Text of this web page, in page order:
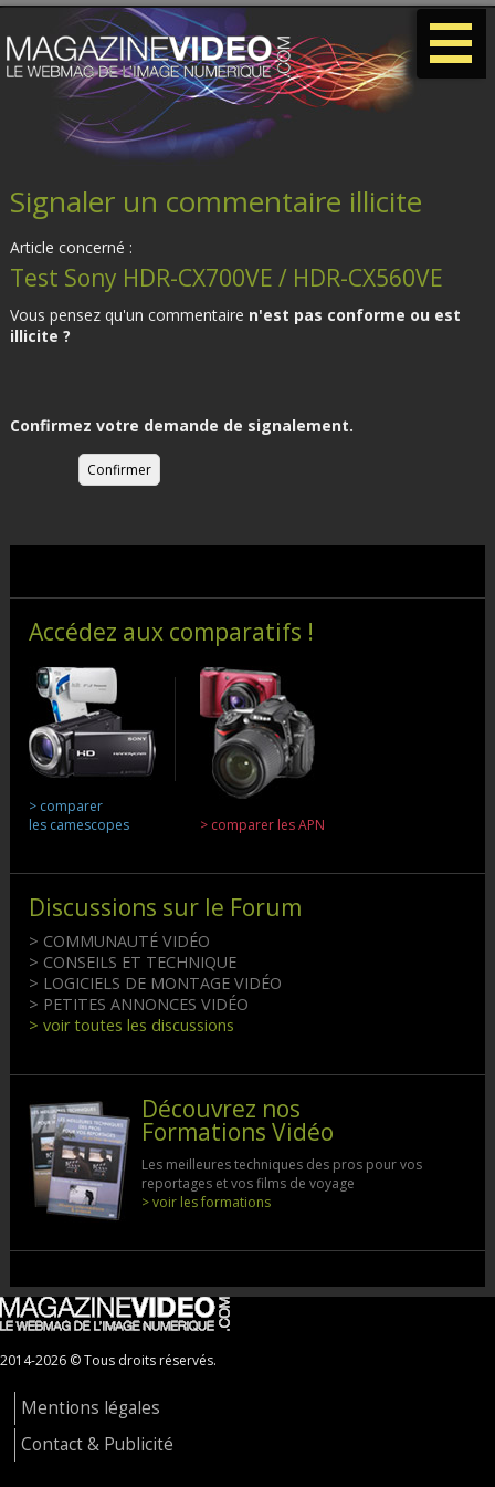
Signaler un commentaire illicite
Article concerné :
Test Sony HDR-CX700VE / HDR-CX560VE
Vous pensez qu'un commentaire n'est pas conforme ou est
illicite ?
Confirmez votre demande de signalement.
Accédez aux comparatifs !
> comparer
les camescopes
> comparer les APN
Discussions sur le Forum
> COMMUNAUTÉ VIDÉO
> CONSEILS ET TECHNIQUE
> LOGICIELS DE MONTAGE VIDÉO
> PETITES ANNONCES VIDÉO
> voir toutes les discussions
Découvrez nos
Formations Vidéo
Les meilleures techniques des pros pour vos
reportages et vos films de voyage
> voir les formations
2014-2026 © Tous droits réservés.
Mentions légales
Contact & Publicité
-
-
-